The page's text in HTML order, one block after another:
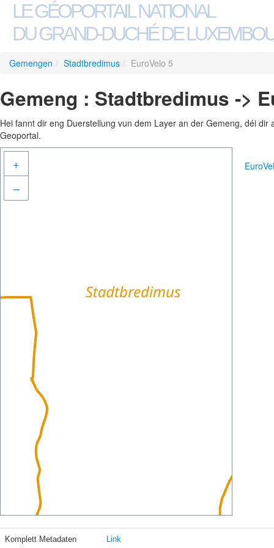
LE GÉOPORTAIL NATIONAL
DU GRAND-DUCHÉ DE
Gemengen / Stadtbredimus / EuroVelo 5
Gemeng : Stadtbredimus ->
Hei fannt dir eng Duerstellung vun dem Layer an der Gemeng, déi
Geoportal.
+
–
Komplett Metadaten Link